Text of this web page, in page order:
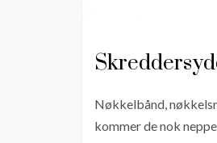
Nøkkelbånd,
kommer de nok